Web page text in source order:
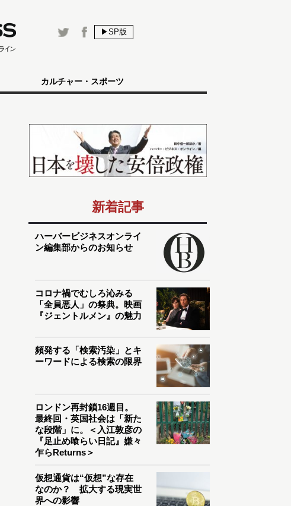
▶SP版
カルチャー・スポーツ
新着記事
ハーバービジネスオンライ
ン編集部からのお知らせ
コロナ禍でむしろ沁みる
「全員悪人」の祭典。映画
『ジェントルメン』の魅力
頻発する「検索汚染」とキ
ーワードによる検索の限界
ロンドン再封鎖16週目。
最終回・英国社会は「新た
な段階」に。＜入江敦彦の
『足止め喰らい日記』嫌々
乍らReturns＞
仮想通貨は“仮想”な存在
なのか？ 拡大する現実世
界への影響